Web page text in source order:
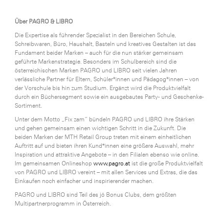
Über PAGRO & LIBRO
Die Expertise als führender Spezialist in den Bereichen Schule,
Schreibwaren, Büro, Haushalt, Basteln und kreatives Gestalten ist das
Fundament beider Marken – auch für die nun stärker gemeinsam
geführte Markenstrategie. Besonders im Schulbereich sind die
österreichischen Marken PAGRO und LIBRO seit vielen Jahren
verlässliche Partner für Eltern, Schüler*innen und Pädagog*innen – von
der Vorschule bis hin zum Studium. Ergänzt wird die Produktvielfalt
durch ein Büchersegment sowie ein ausgebautes Party- und Geschenke-
Sortiment.
Unter dem Motto „Fix zam“ bündeln PAGRO und LIBRO ihre Stärken
und gehen gemeinsam einen wichtigen Schritt in die Zukunft. Die
beiden Marken der MTH Retail Group treten mit einem einheitlichen
Auftritt auf und bieten ihren Kund*innen eine größere Auswahl, mehr
Inspiration und attraktive Angebote – in den Filialen ebenso wie online.
Im gemeinsamen Onlineshop www.pagro.at ist die große Produktvielfalt
von PAGRO und LIBRO vereint – mit allen Services und Extras, die das
Einkaufen noch einfacher und inspirierender machen.
PAGRO und LIBRO sind Teil des jö Bonus Clubs, dem größten
Multipartnerprogramm in Österreich.